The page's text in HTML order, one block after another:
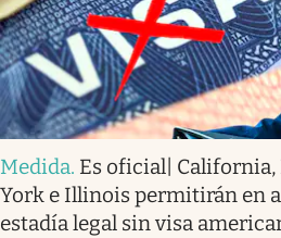
Medida. Es oficial| California,
York e Illinois permitirán en
estadía legal sin visa